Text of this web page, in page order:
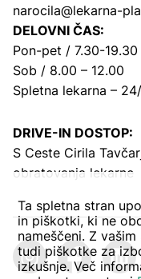
narocila@lekarna-
DELOVNI ČAS:
Pon-pet / 7.30-19.30
Sob / 8.00 – 12.00
Spletna lekarna –
DRIVE-IN DOSTOP:
S Ceste Cirila
obratovanja lekarne
Ta spletna stran
in piškotki, ki ne
nameščeni. Z
tudi piškotke za
izkušnje. Več